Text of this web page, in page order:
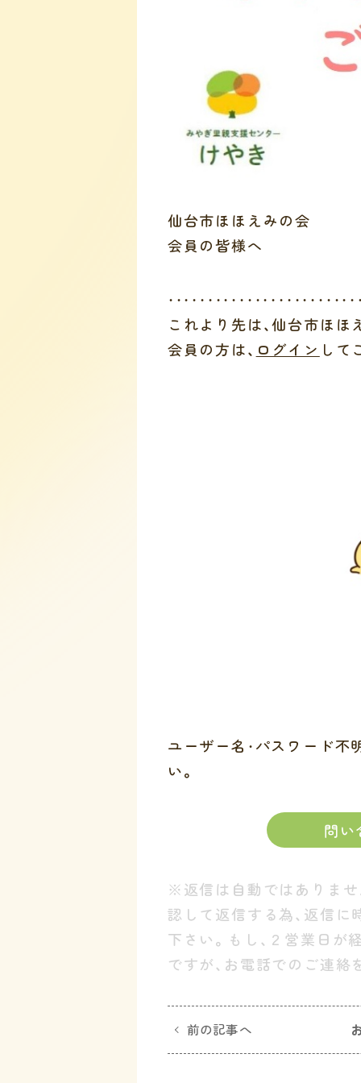
仙台市ほほえみの会
会員の皆様へ
・・・・・・・・・・・・・・・・・・・・・・・
これより先は、仙台市ほ
会員の方は、 ログイン して
ユーザー名・パスワード不
い。
問い
※返信は自動ではありませ
認して返信する為、返信
下さい。もし、２営業日が
ですが、お電話でのご連絡
前の記事へ